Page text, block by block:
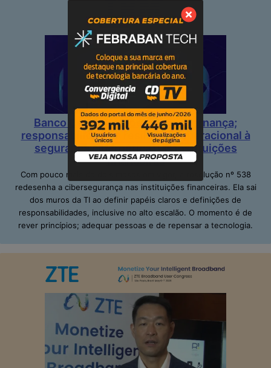
Banco Central impõe mais governança;
responsabilidade e resiliência operacional à
segurança cibernética nas instituições
financeiras
Com pouco mais de dois meses em vigor, a resolução nº 538
redesenha a cibersegurança nas instituições financeiras. Ela sai
dos muros da TI ao definir papéis claros e definições de
responsabilidades, inclusive no alto escalão. O momento é de
rever princípios; adequar pessoas e de repensar a tecnologia.